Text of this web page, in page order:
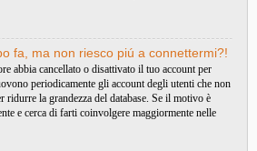
fa, ma non riesco piú a connettermi?!
abbia cancellato o disattivato il tuo account per
periodicamente gli account degli utenti che non
ridurre la grandezza del database. Se il motivo è
e cerca di farti coinvolgere maggiormente nelle